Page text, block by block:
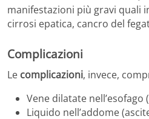
manifestazioni più gravi quali
cirrosi epatica, cancro del
Complicazioni
Le complicazioni, invece,
Vene dilatate nell’esofago
Liquido nell’addome